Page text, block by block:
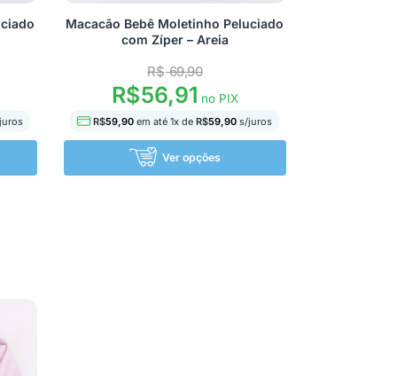
Macacão Bebê Moletinho Peluciado
com Zíper – Areia
R$69,90
R$56,91 no PIX
R$59,90 em até1x deR$59,90 s/juros
Ver opções